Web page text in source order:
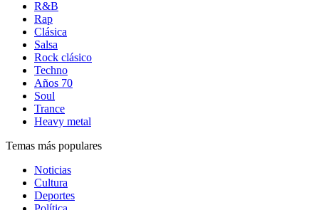
R&B
Rap
Clásica
Salsa
Rock clásico
Techno
Años 70
Soul
Trance
Heavy metal
Temas más populares
Noticias
Cultura
Deportes